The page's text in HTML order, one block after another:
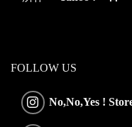
FOLLOW US
No,No,Yes !